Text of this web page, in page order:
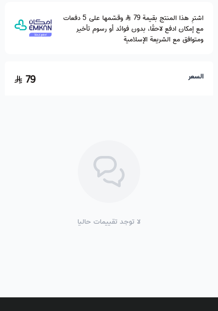
اشترِ هذا المنتج بقيمة 79
وقسّمها على 5 دفعات
مع إمكان ادفع لاحقًا، بدون فوائد أو رسوم تأخير
ومتوافق مع الشريعة الإسلامية
السعر 79
لا توجد تقييمات حاليا